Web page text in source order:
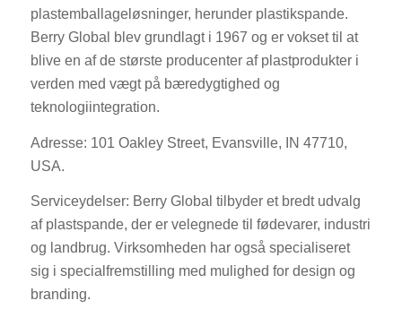
plastemballageløsninger, herunder plastikspande.
Berry Global blev grundlagt i 1967 og er vokset til at
blive en af de største producenter af plastprodukter i
verden med vægt på bæredygtighed og
teknologiintegration.
Adresse: 101 Oakley Street, Evansville, IN 47710,
USA.
Serviceydelser: Berry Global tilbyder et bredt udvalg
af plastspande, der er velegnede til fødevarer, industri
og landbrug. Virksomheden har også specialiseret
sig i specialfremstilling med mulighed for design og
branding.